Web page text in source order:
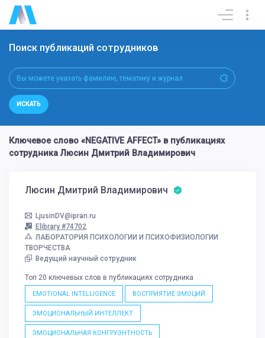
Поиск публикаций сотрудников
ИСКАТЬ
Ключевое слово «NEGATIVE AFFECT» в публикациях
сотрудника Люсин Дмитрий Владимирович
Люсин Дмитрий Владимирович
LjusinDV@ipran.ru
Elibrary #74702
ЛАБОРАТОРИЯ ПСИХОЛОГИИ И ПСИХОФИЗИОЛОГИИ
ТВОРЧЕСТВА
Ведущий научный сотрудник
Топ 20 ключевых слов в публикациях сотрудника
EMOTIONAL INTELLIGENCE ВОСПРИЯТИЕ ЭМОЦИЙ
ЭМОЦИОНАЛЬНЫЙ ИНТЕЛЛЕКТ
ЭМОЦИОНАЛЬНАЯ КОНГРУЭНТНОСТЬ